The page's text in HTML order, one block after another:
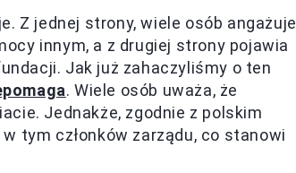
Z jednej strony, wiele osób angażuje
innym, a z drugiej strony pojawia
Jak już zahaczyliśmy o ten
. Wiele osób uważa, że
Jednakże, zgodnie z polskim
tym członków zarządu, co stanowi